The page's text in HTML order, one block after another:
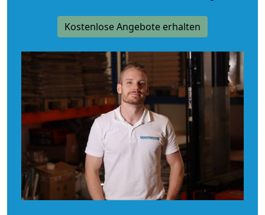
Kostenlose Angebote erhalten